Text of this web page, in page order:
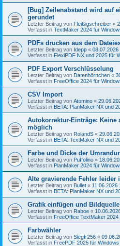
[Bug] Zeilenabstand wird auf
gerundet
Letzter Beitrag von Fleißigschreiber «
Verfasst in TextMaker 2024 für
PDFs drucken aus dem
Letzter Beitrag von Idepp « 08.07.2026
Verfasst in FlexiPDF NX und 2025 für
PDF Export Verschlüsselung
Letzter Beitrag von Datenhörnchen «
Verfasst in FreeOffice 2024 für
CSV Import
Letzter Beitrag von Atomino «
Verfasst in BETA: PlanMaker NX und
Autokorrektur-Einträge: Keine
möglich
Letzter Beitrag von RolandS «
Verfasst in BETA: TextMaker NX und
Farbe und Dicke der
Letzter Beitrag von Puffolino «
Verfasst in PlanMaker 2024 für
Alte gravierende Fehler leider
Letzter Beitrag von Bullet « 11.06.2026
Verfasst in BETA: PlanMaker NX und
Grafik einfügen und
Letzter Beitrag von Raboe «
Verfasst in FreeOffice TextMaker 2024
Farbwähler
Letzter Beitrag von Siegfr256 «
Verfasst in FreePDF 2025 für Windows